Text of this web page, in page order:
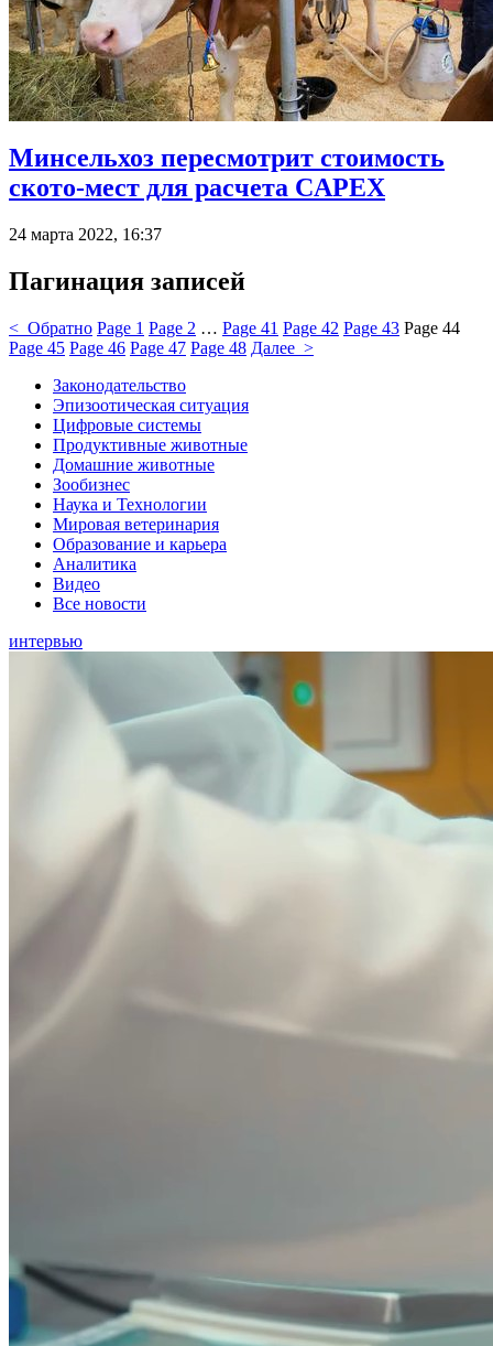
Минсельхоз пересмотрит стоимость
ското-мест для расчета CAPEX
24 марта 2022, 16:37
Пагинация записей
< Обратно Page 1 Page 2 … Page 41 Page 42 Page 43 Page 44
Page 45 Page 46 Page 47 Page 48 Далее >
Законодательство
Эпизоотическая ситуация
Цифровые системы
Продуктивные животные
Домашние животные
Зообизнес
Наука и Технологии
Мировая ветеринария
Образование и карьера
Аналитика
Видео
Все новости
интервью